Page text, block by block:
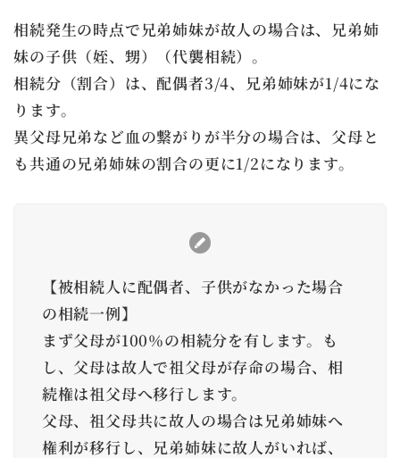
相続発生の時点で兄弟姉妹が故人の場合は、兄弟姉
妹の子供（姪、甥）（代襲相続）。
相続分（割合）は、配偶者3/4、兄弟姉妹が1/4にな
ります。
異父母兄弟など血の繋がりが半分の場合は、父母と
も共通の兄弟姉妹の割合の更に1/2になります。
【被相続人に配偶者、子供がなかった場合
の相続一例】
まず父母が100％の相続分を有します。も
し、父母は故人で祖父母が存命の場合、相
続権は祖父母へ移行します。
父母、祖父母共に故人の場合は兄弟姉妹へ
権利が移行し、兄弟姉妹に故人がいれば、